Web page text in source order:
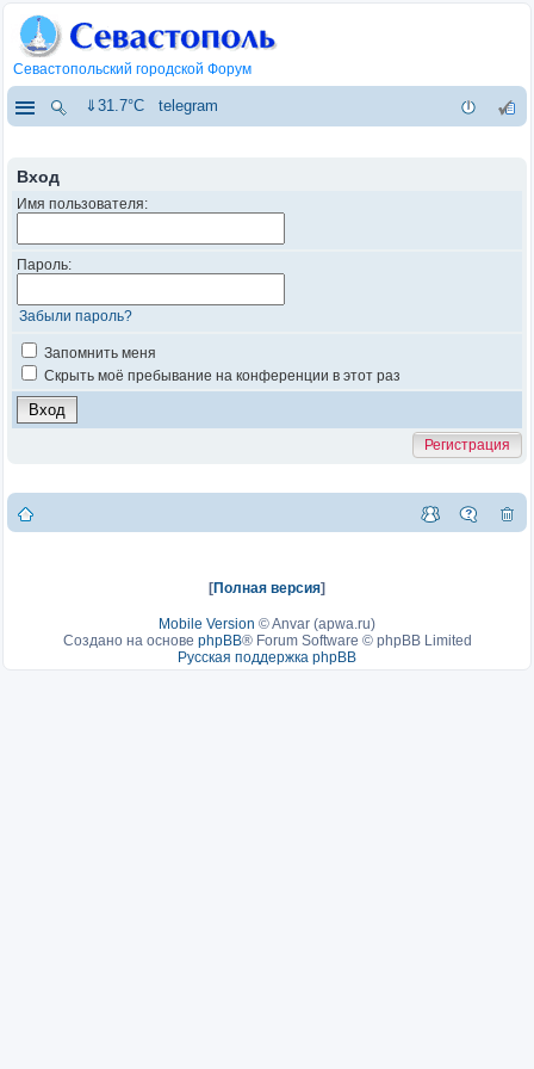
Севастопольский городской Форум
⇓31.7°C telegram
Вход
Имя пользователя:
Пароль:
Забыли пароль?
Запомнить меня
Скрыть моё пребывание на конференции в этот раз
Регистрация
[Полная версия]
Mobile Version ©Anvar (apwa.ru)
Создано на основе phpBB® Forum Software © phpBB Limited
Русская поддержка phpBB